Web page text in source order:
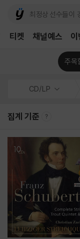
채널예스 이
티켓
주목
CD/LP
집계 기준